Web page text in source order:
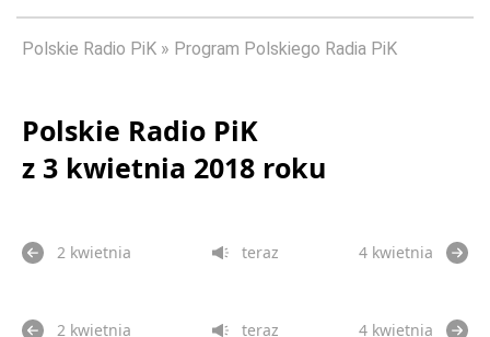
Polskie Radio PiK Program Polskiego Radia PiK
Polskie Radio PiK
z 3 kwietnia 2018 roku
2 kwietnia teraz 4 kwietnia
2 kwietnia teraz 4 kwietnia